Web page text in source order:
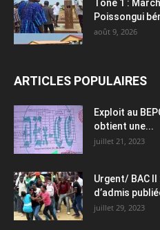
Tône 1 :
Poissongui
août 9, 2026
ARTICLES POPULAIRES
Exploit au
obtient une...
juillet 21, 2023
Urgent/ BAC
d’admis
juillet 29, 2023